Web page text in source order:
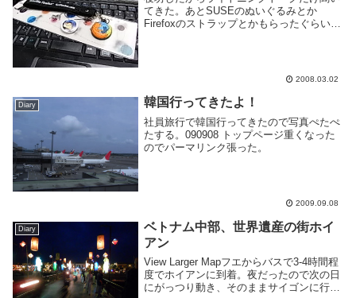
てきた。あとSUSEのぬいぐるみとか
Firefoxのストラップとかもらったぐらい。
2008.03.02
Diary 韓国行ってきたよ！
社員旅行で韓国行ってきたので写真ぺたぺ
たする。090908 トップページ重くなった
のでパーマリンク張った。
2009.09.08
Diary
ベトナム中部、世界遺産の街ホイ
アン
View Larger Mapフエからバスで3-4時間程
度でホイアンに到着。夜だったので次の日
にがっつり動き、そのままサイゴンに行く